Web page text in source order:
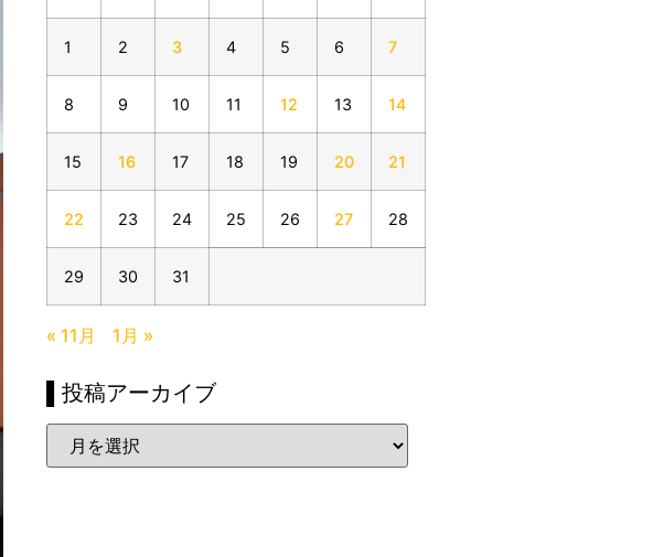
1 2 3 4 5 6 7
8 9 10 11 12 13 14
15 16 17 18 19 20 21
22 23 24 25 26 27 28
29 30 31
« 11月 1月 »
▌投稿アーカイブ